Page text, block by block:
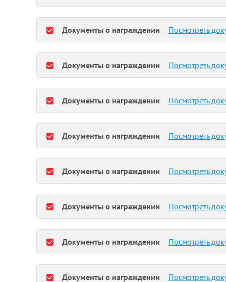
Документы о награждении Посмотреть
Документы о награждении Посмотреть
Документы о награждении Посмотреть
Документы о награждении Посмотреть
Документы о награждении Посмотреть
Документы о награждении Посмотреть
Документы о награждении Посмотреть
Документы о награждении Посмотреть